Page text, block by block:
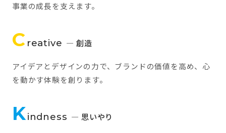
事業の成長を支えます。
C reative — 創造
アイデアとデザインの力で、ブランドの価値を高め、心
を動かす体験を創ります。
Kindness — 思いやり